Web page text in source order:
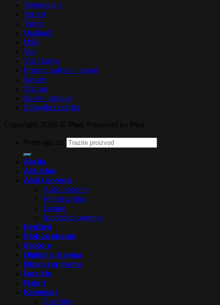
Tehnologija
Tekstil
Torbe
Upaljači
USB
Vez
Vizit karte
Promo pultovi i panoi
Satovi
Vizitari
Sport i zabava
Zdravlje i zaštita
Akcija
Aktuelno
Alati i oprema
Auto oprema
Merni pribor
Lampe
Izviđačka oprema
Bedževi
Blok za pisanje
Brošure
Digitalna štampa
Dizajn i priprema
Fascikle
Flajeri
Kalendari
Čestitke